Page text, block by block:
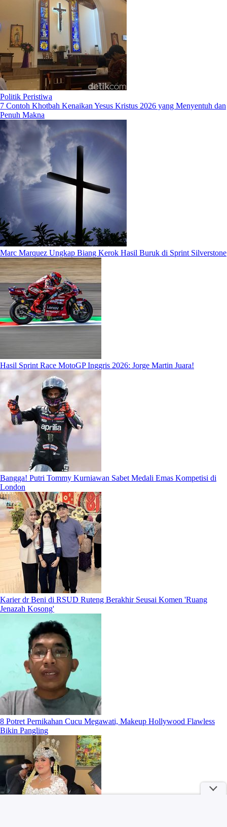
Politik Peristiwa
7 Contoh Khotbah Kenaikan Yesus Kristus 2026 yang Menyentuh dan
Penuh Makna
Marc Marquez Ungkap Biang Kerok Hasil Buruk di Sprint Silverstone
Hasil Sprint Race MotoGP Inggris 2026: Jorge Martin Juara!
Bangga! Putri Tommy Kurniawan Sabet Medali Emas Kompetisi di
London
Karier dr Beni di RSUD Ruteng Berakhir Seusai Komen 'Ruang
Jenazah Kosong'
8 Potret Pernikahan Cucu Megawati, Makeup Hollywood Flawless
Bikin Pangling